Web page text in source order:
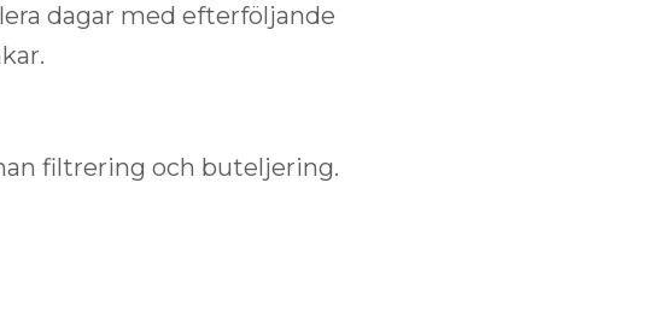
dagar med efterföljande
filtrering och buteljering.